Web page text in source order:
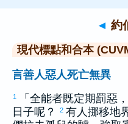
◄ 約
現代標點和合本
言善人惡人死亡無異
1
「全能者既定期罰惡
日子呢？
2 有人挪移地